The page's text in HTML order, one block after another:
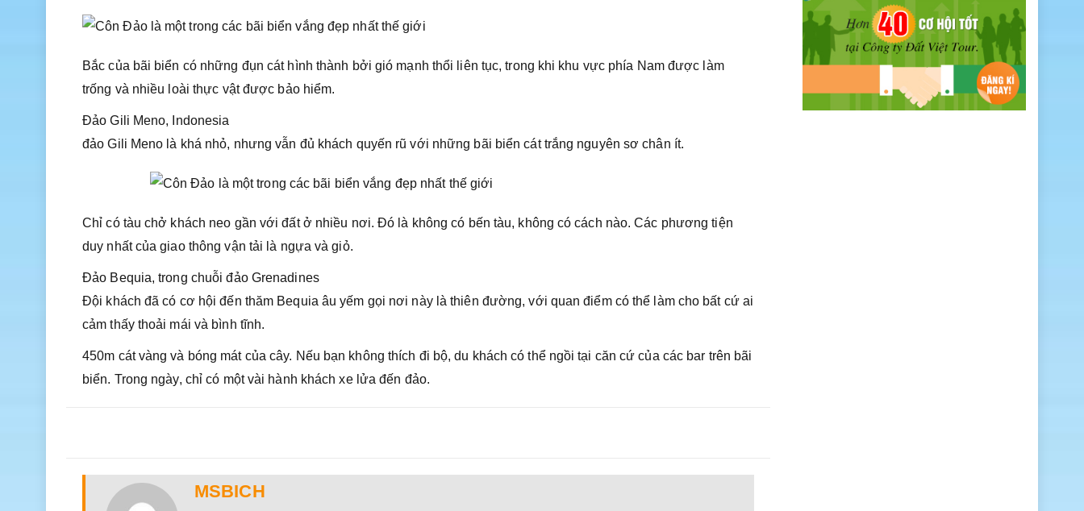
Bắc của bãi biển có những đụn cát hình thành bởi gió mạnh thổi liên tục, trong khi khu vực phía Nam được làm
trống và nhiều loài thực vật được bảo hiểm.
Đảo Gili Meno, Indonesia
đảo Gili Meno là khá nhỏ, nhưng vẫn đủ khách quyến rũ với những bãi biển cát trắng nguyên sơ chân ít.
Chỉ có tàu chở khách neo gần với đất ở nhiều nơi. Đó là không có bến tàu, không có cách nào. Các phương tiện
duy nhất của giao thông vận tải là ngựa và giỏ.
Đảo Bequia, trong chuỗi đảo Grenadines
Đội khách đã có cơ hội đến thăm Bequia âu yếm gọi nơi này là thiên đường, với quan điểm có thể làm cho bất cứ ai
cảm thấy thoải mái và bình tĩnh.
450m cát vàng và bóng mát của cây. Nếu bạn không thích đi bộ, du khách có thể ngồi tại căn cứ của các bar trên bãi
biển. Trong ngày, chỉ có một vài hành khách xe lửa đến đảo.
MSBICH